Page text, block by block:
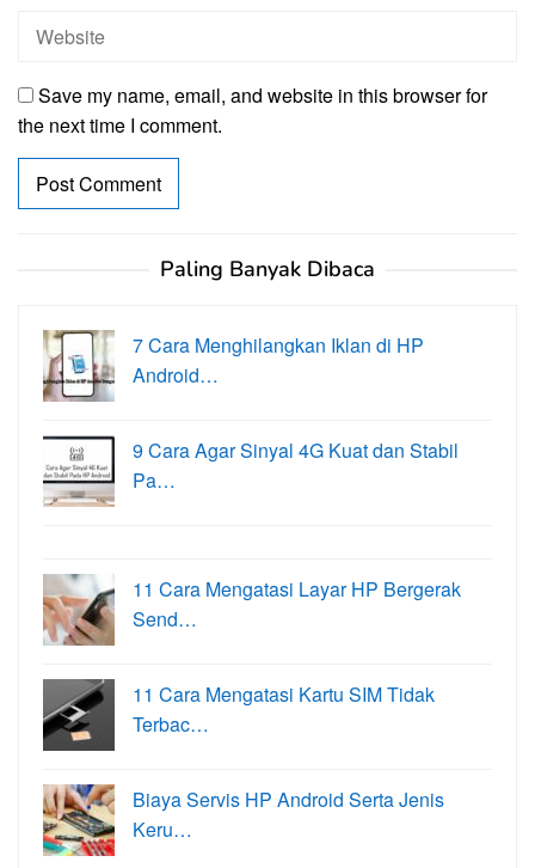
Save my name, email, and website in this browser for
the next time I comment.
Paling Banyak Dibaca
7 Cara Menghilangkan Iklan di HP
Android…
9 Cara Agar Sinyal 4G Kuat dan Stabil
Pa…
11 Cara Mengatasi Layar HP Bergerak
Send…
11 Cara Mengatasi Kartu SIM Tidak
Terbac…
Biaya Servis HP Android Serta Jenis
Keru…